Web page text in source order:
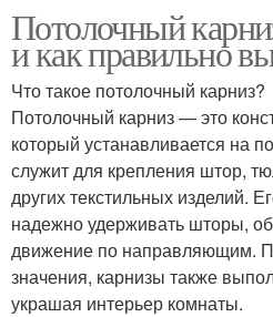
Потолочный
и как правильно
Что такое потолочный карниз?
Потолочный карниз — это
который устанавливается на
служит для крепления штор,
других текстильных изделий.
надежно удерживать шторы,
движение по направляющим.
значения, карнизы также
украшая интерьер комнаты.